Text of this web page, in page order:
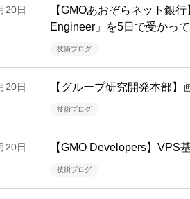
20日
【GMOあおぞらネット銀
Engineer」を5日で受かっ
技術ブログ
20日 【グループ研究開発本部】
技術ブログ
20日 【GMO Developers】VPS
技術ブログ